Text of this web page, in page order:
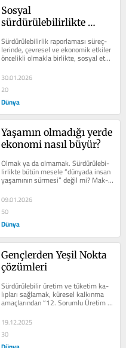
Sosyal
sürdürülebilirlikte
Sürdürülebilirlik raporlaması süreç­
lerinde, çevresel ve ekonomik etki­ler
öncelikli olmakla birlikte, sosyal etki
30.01.2026
20
Dünya
Yaşamın olmadığı yerde
ekonomi nasıl büyür?
Olmak ya da olmamak. Sürdürülebi­
lirlikte bütün mesele “dünyada in­san
yaşamının sürmesi” değil mi? Mak­
sat sürdürülebilir yaşam...
09.01.2026
50
Dünya
Gençlerden Yeşil Nokta
çözümleri
Sürdürülebilir üretim ve tüketim ka­
lıpları sağlamak, küresel kalkınma
amaçlarından “12. Sorumlu Üretim
ve Tüketim” kapsamında...
19.12.2025
30